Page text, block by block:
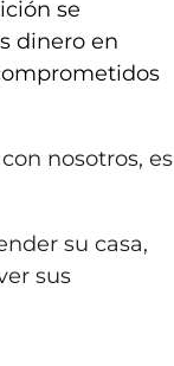
se
dinero en
nosotros, es
su casa,
sus